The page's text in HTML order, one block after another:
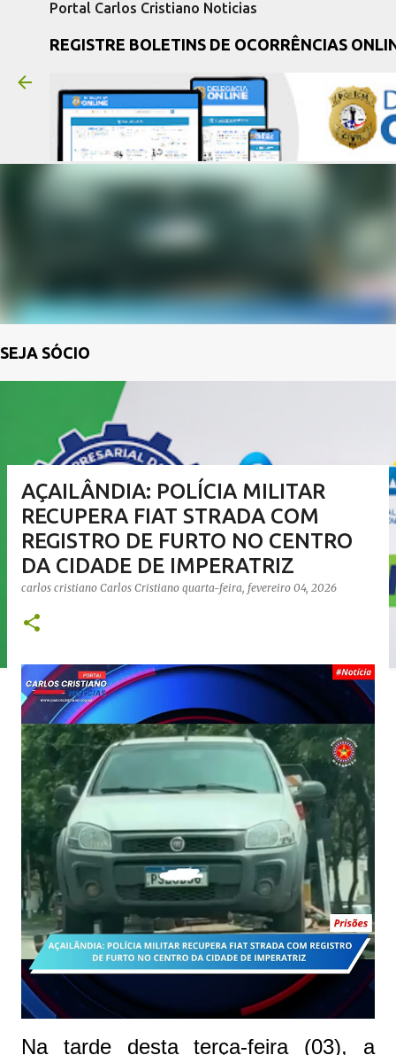
Portal Carlos Cristiano Noticias
REGISTRE BOLETINS DE OCORRÊNCIAS
SEJA SÓCIO
AÇAILÂNDIA: POLÍCIA MILITAR
RECUPERA FIAT STRADA COM
REGISTRO DE FURTO NO CENTRO
DA CIDADE DE IMPERATRIZ
carlos cristiano Carlos Cristiano quarta-feira, fevereiro 04, 2026
Na tarde desta terça-feira (03), a